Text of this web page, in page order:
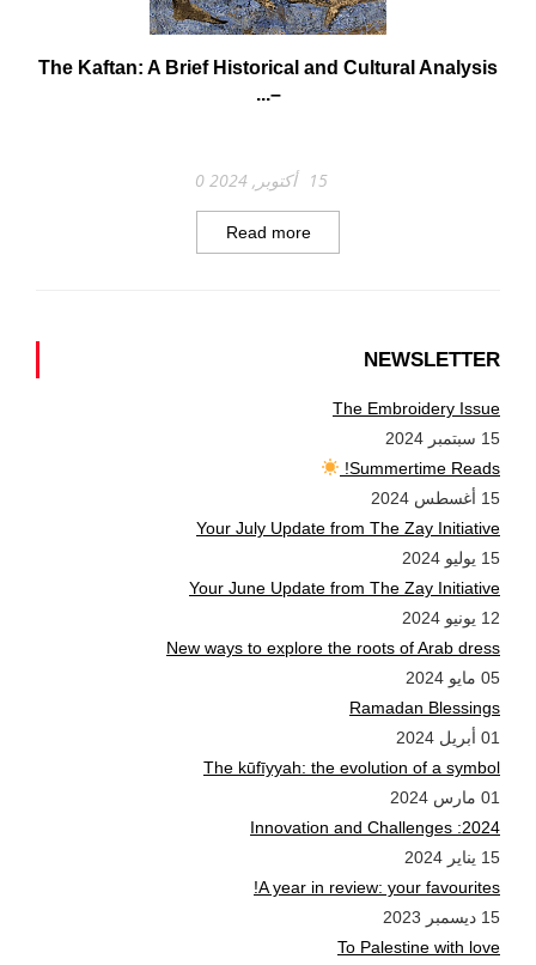
The Kaftan: A Brief Historical and Cultural Analysis
–...
15 أكتوبر, 2024 0
Read more
NEWSLETTER
The Embroidery Issue
15 سبتمبر 2024
Summertime Reads!
15 أغسطس 2024
Your July Update from The Zay Initiative
15 يوليو 2024
Your June Update from The Zay Initiative
12 يونيو 2024
New ways to explore the roots of Arab dress
05 مايو 2024
Ramadan Blessings
01 أبريل 2024
The kūfīyyah: the evolution of a symbol
01 مارس 2024
2024: Innovation and Challenges
15 يناير 2024
A year in review: your favourites!
15 ديسمبر 2023
To Palestine with love